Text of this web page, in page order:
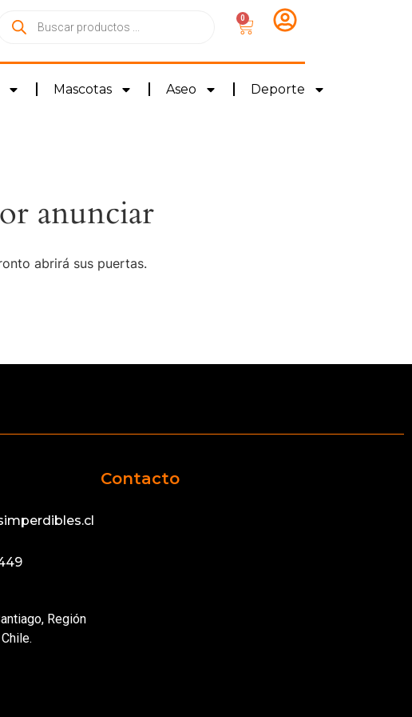
0
Mascotas Aseo Deporte
anunciar
abrirá sus puertas.
Contacto
Región